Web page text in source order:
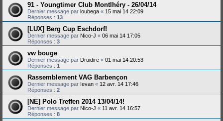
91 - Youngtimer Club Montlhéry - 26/04/14
Dernier message par loubega « 15 mai 14 22:09
Réponses : 13
[LUX] Berg Cup Eschdorf!
Dernier message par Nico-J « 06 mai 14 17:05
Réponses : 3
vw bouge
Dernier message par Druidire « 01 mai 14 20:53
Réponses : 1
Rassemblement VAG Barbençon
Dernier message par Ievan « 12 avr. 14 17:46
Réponses : 2
[NE] Polo Treffen 2014 13/04/14!
Dernier message par Nico-J « 11 avr. 14 16:57
Réponses : 8